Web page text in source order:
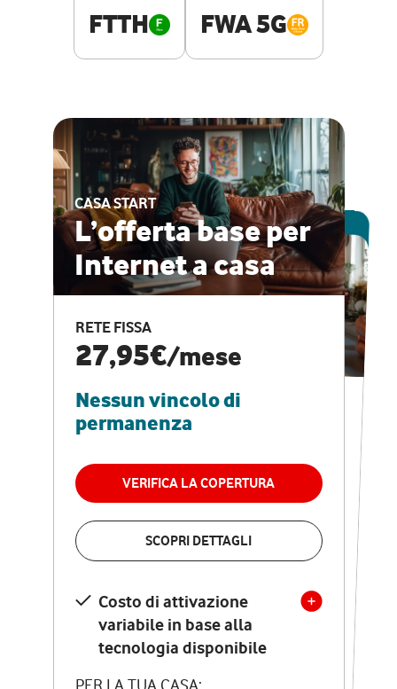
FTTH FWA 5G
CASA START
L’offerta base per
Internet a casa
RETE FISSA
27,95€/mese
Nessun vincolo di
permanenza
VERIFICA LA COPERTURA
SCOPRI DETTAGLI
Costo di attivazione
variabile in base alla
tecnologia disponibile
PER LA TUA CASA:
ESCLUSIVA ONLINE
CASA PRO
Internet veloce e
vantaggi speciali
RETE FISSA + VODAFONE CLUB
29,95€
permanenza
VERIFICA LA COPERTURA
Costo di attivazione
variabile in base alla
tecnologia disponibile
PER LA TUA CASA: